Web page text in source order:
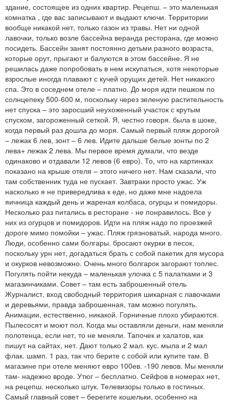
здание, состоящее из одних квартир. Рецепш. – это маленькая
комнатка , где вас записывают и выдают ключи. Территории
вообще никакой нет, только газон из травы. Нет ни одной
лавочки, только возле бассейна веранда ресторана, где можно
посидеть. Бассейн занят постоянно детьми разного возраста,
которые орут, прыгают и балуются в этом бассейне. Я не
решилась даже попробовать в нем искупаться, хотя некоторые
взрослые иногда плавают с кучей орущих детей. Нет никакого
спа. Это в соседнем отеле – платно. До моря идти пешком по
солнцепеку 500-600 м, поскольку через зеленую растительность
нет спуска – это заросший неухоженный участок с крутым
спуском, загороженный сеткой. Я, честно говоря. была в шоке,
когда первый раз дошла до моря. Самый первый пляж дорогой
– лежак 6 лев, зонт – 6 лев. Идите дальше белые зонты по 2
лева+ лежак 2 лева. Мы первое время думали, что везде
одинаково и отдавали 12 левов (6 евро). То, что на картинках
показано на крыше отеля – этого ничего нет. Нам сказали, что
там собственник туда не пускает. Завтраки просто ужас. Уж
насколько я не привередлива к еде, но даже мне надоела
яичница каждый день и жареная колбаса, огурцы и помидоры.
Несколько раз питались в ресторане - не понравилось. Все у
них из огурцов и помидоров. Идти на пляж надо по проезжей
дороге мимо помойки – ужас. Пляж грязноватый, народа много.
Люди, особенно сами болгары. бросают окурки в песок,
поскольку урн нет, догадаться брать с собой пакетик для мусора
и окурков невозможно. Очень много болгарок загорают топлес.
Погулять пойти некуда – маленькая улочка с 5 палатками и 3
магазинчиками. Совет – там есть заброшенный отель
Журналист, вход свободный территория шикарная с лавочками
и деревьями, правда заброшенная, там можно погулять.
Анимации, естественно, никакой. Горничные плохо убираются.
Пылесосят и моют пол. Когда мы оставляли деньги, нам меняли
полотенца, если нет, то не меняли. Тапочек и халатов, как
пишут на сайтах, нет. Дают только 2 мал. кус. мыла и 2 мал
флак. шамп. 1 раз, так что берите с собой или купите там. В
магазине при отеле меняют евро 100ев. -190 левов. Мы меняли
там- надежно вроде. Утюг – бесплатно. Сейфов в номерах нет,
на рецепш. несколько штук. Телевизоры только в гостиных.
Самый главный совет – берегите кошельки, особенно на